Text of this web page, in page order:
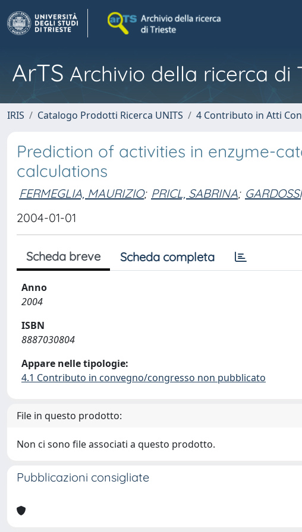
ArTS Archivio della ricerca di
IRIS Catalogo Prodotti Ricerca UNITS 4 Contributo in Atti
Prediction of activities in enzyme-
calculations
FERMEGLIA, MAURIZIO; PRICL, SABRINA;
2004-01-01
Scheda breve Scheda completa
Anno
2004
ISBN
8887030804
Appare nelle tipologie:
4.1 Contributo in convegno/congresso non pubblicato
File in questo prodotto:
Non ci sono file associati a questo prodotto.
Pubblicazioni consigliate